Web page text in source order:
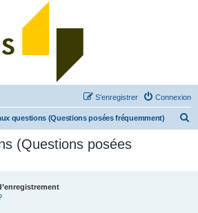
Connexion
S’enregistrer
questions (Questions posées fréquemment)
(Questions posées